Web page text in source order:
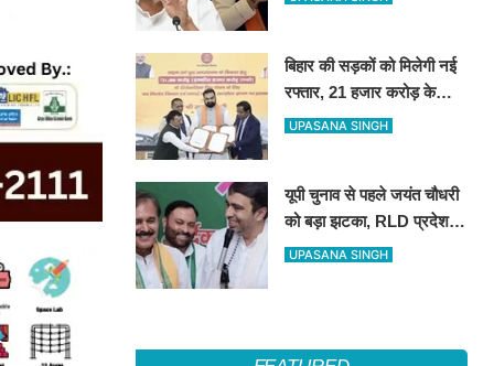
बिहार की सड़कों को मिलेगी नई
रफ्तार, 21 हजार करोड़ के
वित्तपोषण पर सरकार और
UPASANA SINGH
यूपी चुनाव से पहले जयंत चौधरी
को बड़ा झटका, RLD प्रदेश
अध्यक्ष रामाशीष राय ने दिया
UPASANA SINGH